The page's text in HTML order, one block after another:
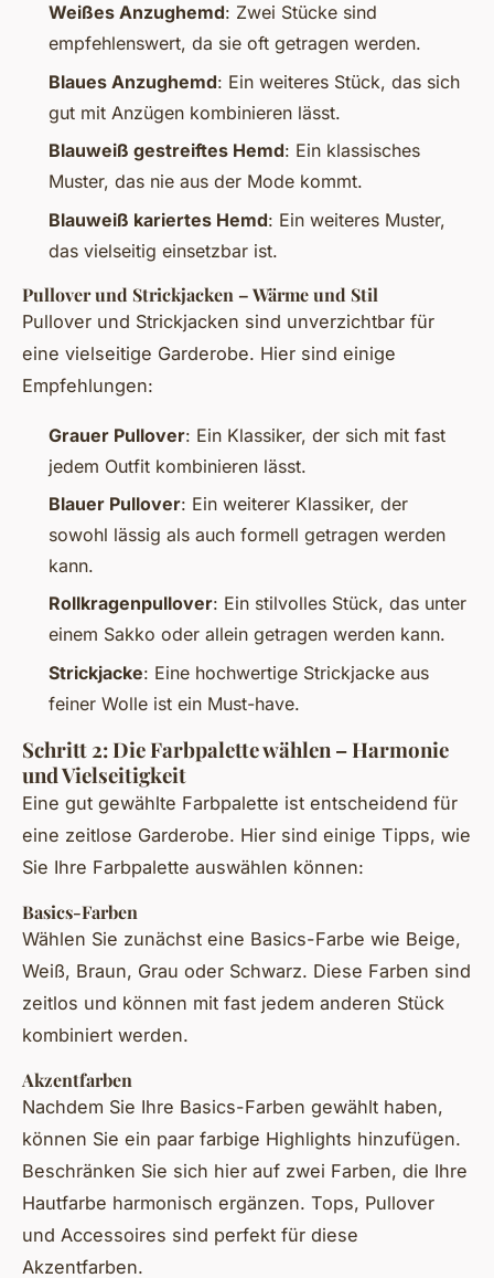
Weißes Anzughemd: Zwei Stücke sind
empfehlenswert, da sie oft getragen werden.
Blaues Anzughemd: Ein weiteres Stück, das sich
gut mit Anzügen kombinieren lässt.
Blauweiß gestreiftes Hemd: Ein klassisches
Muster, das nie aus der Mode kommt.
Blauweiß kariertes Hemd: Ein weiteres Muster,
das vielseitig einsetzbar ist.
Pullover und Strickjacken – Wärme und Stil
Pullover und Strickjacken sind unverzichtbar für
eine vielseitige Garderobe. Hier sind einige
Empfehlungen:
Grauer Pullover: Ein Klassiker, der sich mit fast
jedem Outfit kombinieren lässt.
Blauer Pullover: Ein weiterer Klassiker, der
sowohl lässig als auch formell getragen werden
kann.
Rollkragenpullover: Ein stilvolles Stück, das unter
einem Sakko oder allein getragen werden kann.
Strickjacke: Eine hochwertige Strickjacke aus
feiner Wolle ist ein Must-have.
Schritt 2: Die Farbpalette wählen – Harmonie
und Vielseitigkeit
Eine gut gewählte Farbpalette ist entscheidend für
eine zeitlose Garderobe. Hier sind einige Tipps, wie
Sie Ihre Farbpalette auswählen können:
Basics-Farben
Wählen Sie zunächst eine Basics-Farbe wie Beige,
Weiß, Braun, Grau oder Schwarz. Diese Farben sind
zeitlos und können mit fast jedem anderen Stück
kombiniert werden.
Akzentfarben
Nachdem Sie Ihre Basics-Farben gewählt haben,
können Sie ein paar farbige Highlights hinzufügen.
Beschränken Sie sich hier auf zwei Farben, die Ihre
Hautfarbe harmonisch ergänzen. Tops, Pullover
und Accessoires sind perfekt für diese
Akzentfarben.